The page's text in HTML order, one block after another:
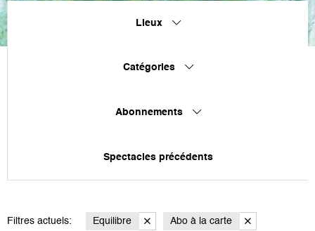
Lieux
Catégories
Abonnements
Spectacles précédents
Filtres actuels: Equilibre Abo à la carte